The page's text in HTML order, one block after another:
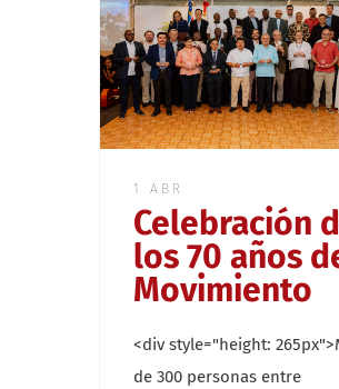
1 ABR
Celebración
los 70 años
Movimiento
<div style="height:
de 300 personas entre